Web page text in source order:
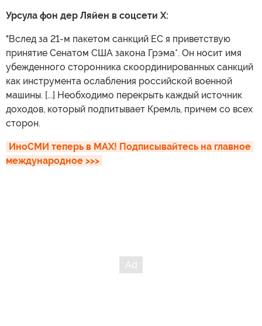
Урсула фон дер Ляйен в соцсети X:
"Вслед за 21-м пакетом санкций ЕС я приветствую
принятие Сенатом США закона Грэма*. Он носит имя
убежденного сторонника скоординированных санкций
как инструмента ослабления российской военной
машины. [...] Необходимо перекрыть каждый источник
доходов, который подпитывает Кремль, причем со всех
сторон.
ИноСМИ теперь в MAX! Подписывайтесь на главное
международное >>>